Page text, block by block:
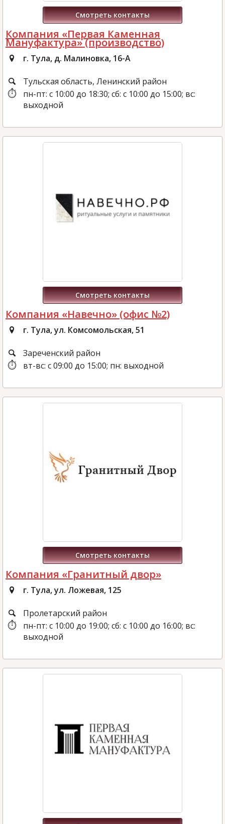
Смотреть контакты
Компания «Первая Каменная
Мануфактура» (производство)
г. Тула, д. Малиновка, 16-А
Тульская область, Ленинский район
пн-пт: с 10:00 до 18:30; сб: с 10:00 до 15:00; вс:
выходной
Смотреть контакты
Компания «Навечно» (офис №2)
г. Тула, ул. Комсомольская, 51
Зареченский район
вт-вс: с 09:00 до 15:00; пн: выходной
Смотреть контакты
Компания «Гранитный двор»
г. Тула, ул. Ложевая, 125
Пролетарский район
пн-пт: с 10:00 до 19:00; сб: с 10:00 до 16:00; вс:
выходной